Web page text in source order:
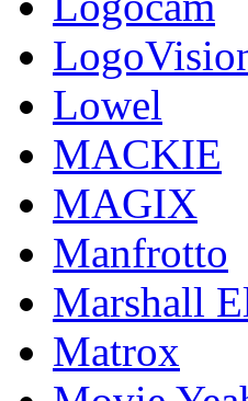
Lowel
MACKIE
MAGIX
Manfrotto
Marshall
Matrox